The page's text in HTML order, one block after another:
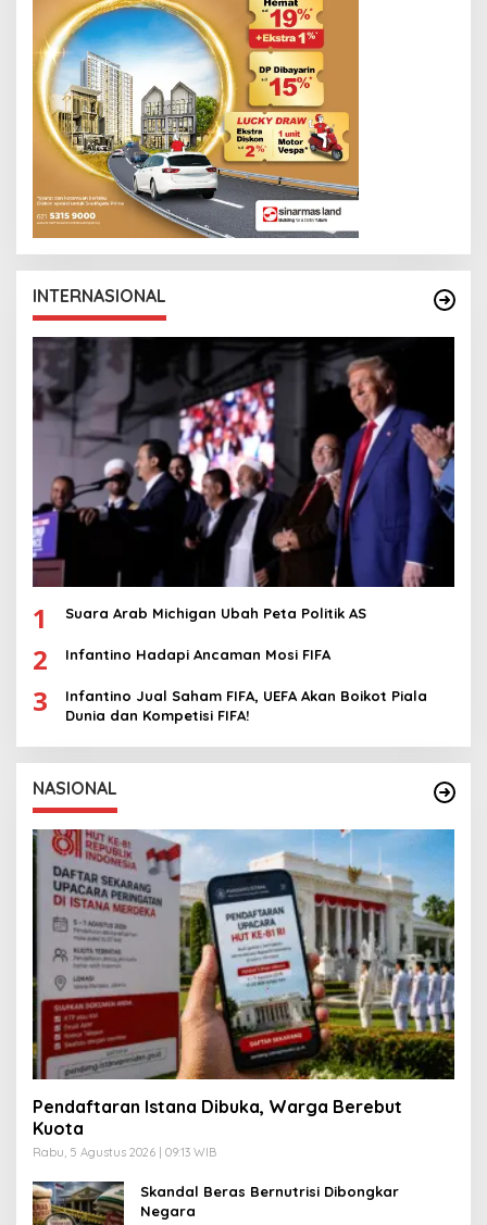
INTERNASIONAL
1 Suara Arab Michigan Ubah Peta Politik AS
2 Infantino Hadapi Ancaman Mosi FIFA
3
Infantino Jual Saham FIFA, UEFA Akan Boikot Piala
Dunia dan Kompetisi FIFA!
NASIONAL
Pendaftaran Istana Dibuka, Warga Berebut
Kuota
Rabu, 5 Agustus 2026 | 09:13 WIB
Skandal Beras Bernutrisi Dibongkar
Negara